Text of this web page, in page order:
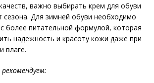
важно выбирать крем для обуви
сезона. Для зимней обуви необходимо
более питательной формулой, которая
надежность и красоту кожи даже при
влаге.